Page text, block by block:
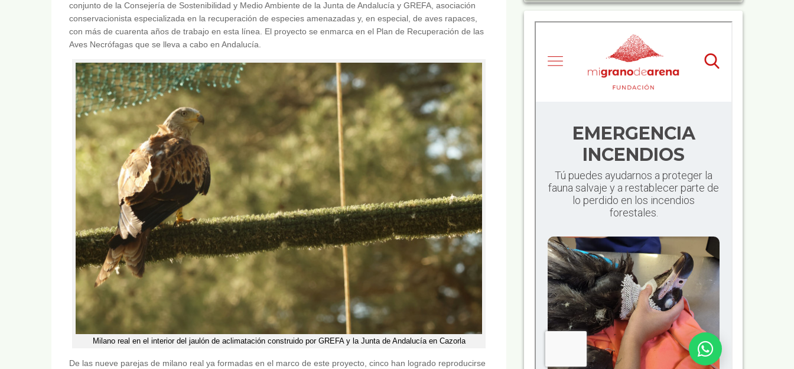
conjunto de la Consejería de Sostenibilidad y Medio Ambiente de la Junta de Andalucía y GREFA, asociación
conservacionista especializada en la recuperación de especies amenazadas y, en especial, de aves rapaces,
con más de cuarenta años de trabajo en esta línea. El proyecto se enmarca en el Plan de Recuperación de las
Aves Necrófagas que se lleva a cabo en Andalucía.
Milano real en el interior del jaulón de aclimatación construido por GREFA y la Junta de Andalucía en Cazorla
De las nueve parejas de milano real ya formadas en el marco de este proyecto, cinco han logrado reproducirse